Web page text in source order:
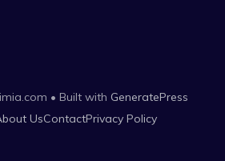
• Built with GeneratePress
UsContactPrivacy Policy